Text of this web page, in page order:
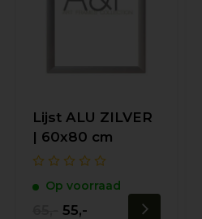
Lijst ALU ZILVER
| 60x80 cm
Op voorraad
55,-